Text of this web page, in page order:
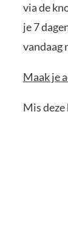
via de
je 7
vandaag
Maak je
Mis